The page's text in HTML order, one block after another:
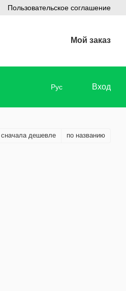
Пользовательское соглашение
Мой заказ
Рус Вход
сначала дешевле по названию